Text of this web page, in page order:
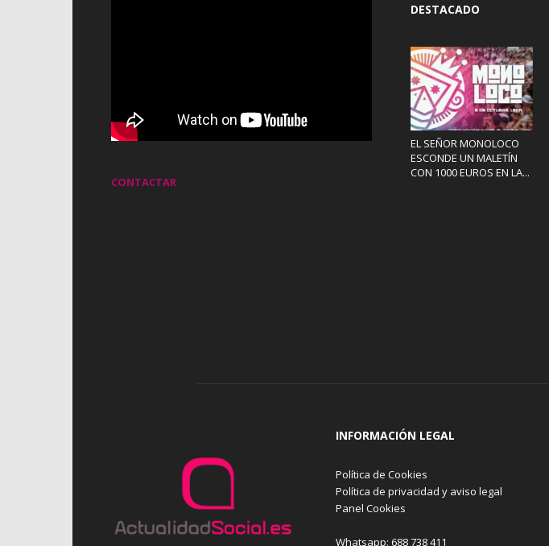
CONTACTAR
DESTACADO
EL SEÑOR MONOLOCO
ESCONDE UN MALETÍN
CON 1000 EUROS EN LA...
INFORMACIÓN LEGAL
Política de Cookies
Política de privacidad y aviso legal
Panel Cookies
Whatsapp: 688 738 411